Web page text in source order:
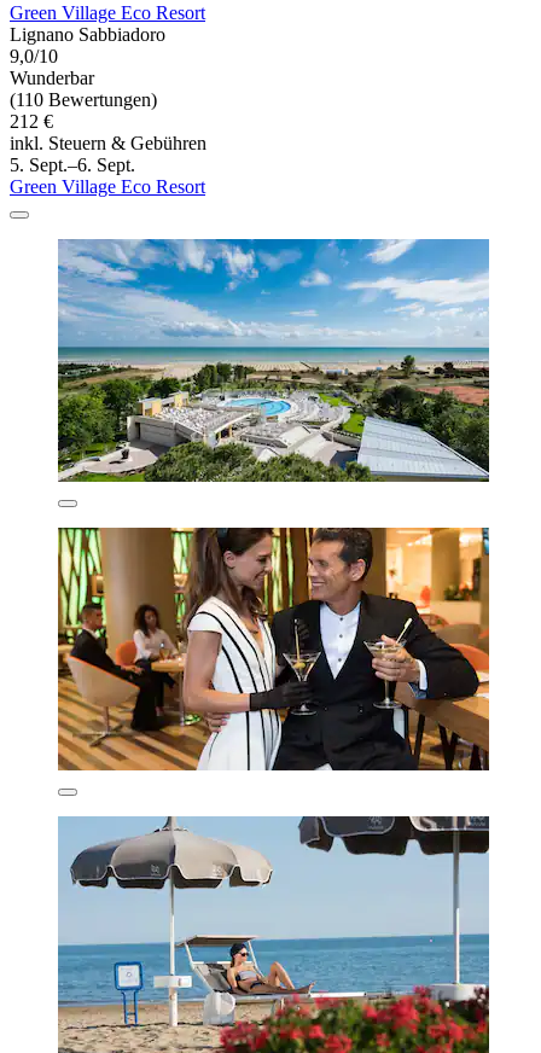
Green Village Eco Resort
Lignano Sabbiadoro
9,0/10
Wunderbar
(110 Bewertungen)
212 €
inkl. Steuern & Gebühren
5. Sept.–6. Sept.
Green Village Eco Resort